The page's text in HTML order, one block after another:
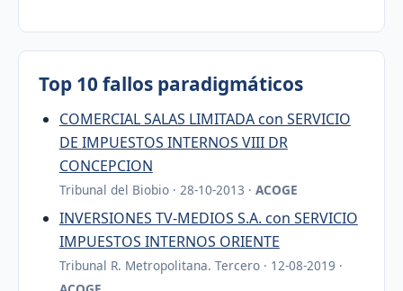
Top 10 fallos paradigmáticos
COMERCIAL SALAS LIMITADA con SERVICIO
DE IMPUESTOS INTERNOS VIII DR
CONCEPCION
Tribunal del Biobio · 28-10-2013 · ACOGE
INVERSIONES TV-MEDIOS S.A. con SERVICIO
IMPUESTOS INTERNOS ORIENTE
Tribunal R. Metropolitana. Tercero · 12-08-2019 ·